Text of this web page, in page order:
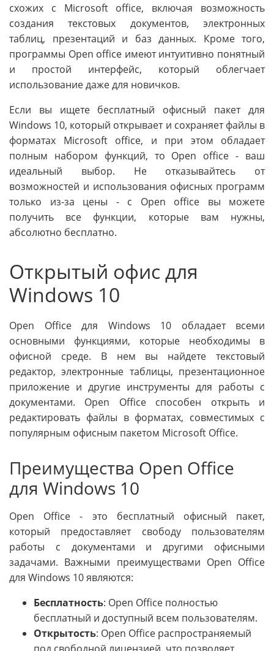
схожих с Microsoft office, включая возможность
создания текстовых документов, электронных
таблиц, презентаций и баз данных. Кроме того,
программы Open office имеют интуитивно понятный
и простой интерфейс, который облегчает
использование даже для новичков.
Если вы ищете бесплатный офисный пакет для
Windows 10, который открывает и сохраняет файлы в
форматах Microsoft office, и при этом обладает
полным набором функций, то Open office - ваш
идеальный выбор. Не отказывайтесь от
возможностей и использования офисных программ
только из-за цены - с Open office вы можете
получить все функции, которые вам нужны,
абсолютно бесплатно.
Открытый офис для
Windows 10
Open Office для Windows 10 обладает всеми
основными функциями, которые необходимы в
офисной среде. В нем вы найдете текстовый
редактор, электронные таблицы, презентационное
приложение и другие инструменты для работы с
документами. Open Office способен открыть и
редактировать файлы в форматах, совместимых с
популярным офисным пакетом Microsoft Office.
Преимущества Open Office
для Windows 10
Open Office - это бесплатный офисный пакет,
который предоставляет свободу пользователям
работы с документами и другими офисными
задачами. Важными преимуществами Open Office
для Windows 10 являются:
Бесплатность: Open Office полностью
бесплатный и доступный всем пользователям.
Открытость: Open Office распространяемый